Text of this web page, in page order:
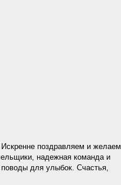
поздравляем и желаем
надежная команда и
для улыбок. Счастья,